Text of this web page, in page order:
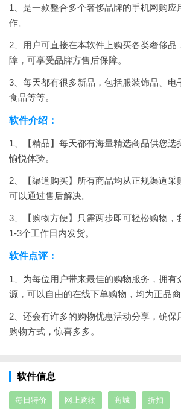
1、是一款整合多个奢侈品牌的手机网购应
作。
2、用户可直接在本软件上购买各类奢侈品
障，可享受品牌方售后保障。
3、每天都有很多新品，包括服装饰品、电
食品等等。
软件介绍：
1、【精品】每天都有海量精选商品供您选
愉悦体验。
2、【渠道购买】所有商品均从正规渠道采
可以通过售后解决。
3、【购物方便】只需两步即可轻松购物，
1-3个工作日内发货。
软件点评：
1、为每位用户带来最佳的购物服务，拥有
源，可以自由的在线下单购物，均为正品商
2、还会有许多的购物优惠活动分享，确保
购物方式，惊喜多多。
软件信息
每日特价 网上购物 商城 折扣